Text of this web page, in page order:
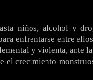
niños, alcohol y
enfrentarse entre
y violenta, ante
el crecimiento